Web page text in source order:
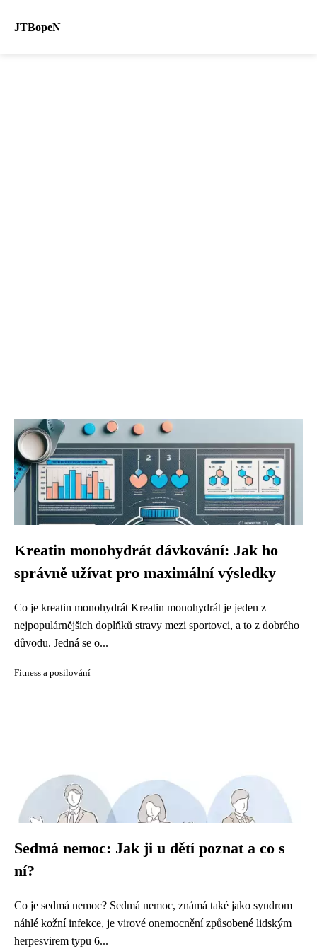
JTBopeN
Kreatin monohydrát dávkování: Jak ho
správně užívat pro maximální výsledky
Co je kreatin monohydrát Kreatin monohydrát je jeden z
nejpopulárnějších doplňků stravy mezi sportovci, a to z dobrého
důvodu. Jedná se o...
Fitness a posilování
Sedmá nemoc: Jak ji u dětí poznat a co s
ní?
Co je sedmá nemoc? Sedmá nemoc, známá také jako syndrom
náhlé kožní infekce, je virové onemocnění způsobené lidským
herpesvirem typu 6...